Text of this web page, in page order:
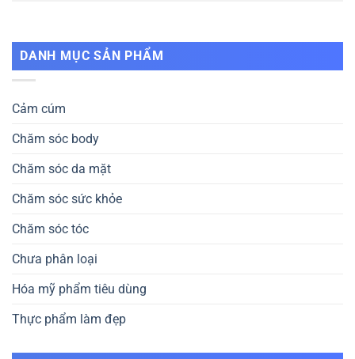
DANH MỤC SẢN PHẨM
Cảm cúm
Chăm sóc body
Chăm sóc da mặt
Chăm sóc sức khỏe
Chăm sóc tóc
Chưa phân loại
Hóa mỹ phẩm tiêu dùng
Thực phẩm làm đẹp